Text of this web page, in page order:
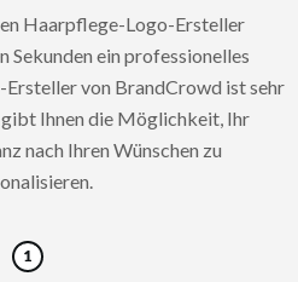
Haarpflege-Logo-Ersteller
Sekunden ein professionelles
von BrandCrowd ist sehr
Ihnen die Möglichkeit, Ihr
nach Ihren Wünschen zu